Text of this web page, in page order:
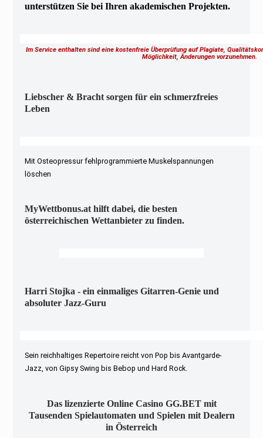
unterstützen Sie bei Ihren akademischen Projekten.
Im Service enthalten sind eine kostenfreie Überprüfung auf Plagiate,
Möglichkeit, Änderungen vorzunehmen.
Liebscher & Bracht sorgen für ein schmerzfreies
Leben
Mit Osteopressur fehlprogrammierte Muskelspannungen
löschen
MyWettbonus.at hilft dabei, die besten
österreichischen Wettanbieter zu finden.
Harri Stojka - ein einmaliges Gitarren-Genie und
absoluter Jazz-Guru
Sein reichhaltiges Repertoire reicht von Pop bis Avantgarde-
Jazz, von Gipsy Swing bis Bebop und Hard Rock.
Das lizenzierte Online Casino GG.BET mit
Tausenden Spielautomaten und Spielen mit Dealern
in Österreich